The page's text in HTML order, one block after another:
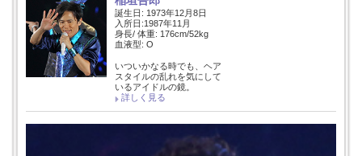
誕生日: 1973年12月8日
入所日:1987年11月
身長/ 体重: 176cm/52kg
血液型: O
いついかなる時でも、ヘア
スタイルの乱れを気にして
いるアイドルの鏡。
詳しく見る